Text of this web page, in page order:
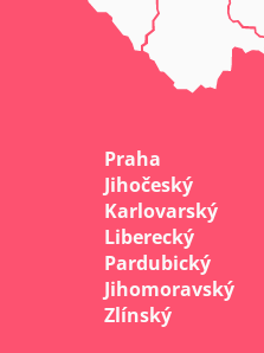
Praha
Jihočeský
Karlovarský
Liberecký
Pardubický
Jihomoravský
Zlínský